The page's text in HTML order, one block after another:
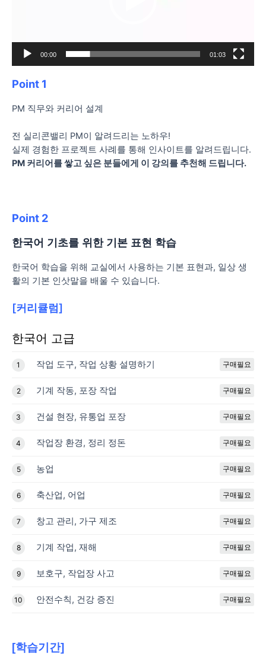
00:00 01:03
Point 1
PM 직무와 커리어 설계
전 실리콘밸리 PM이 알려드리는 노하우!
실제 경험한 프로젝트 사례를 통해 인사이트를 알려드립니다.
PM 커리어를 쌓고 싶은 분들에게 이 강의를 추천해 드립니다.
Point 2
한국어 기초를 위한 기본 표현 학습
한국어 학습을 위해 교실에서 사용하는 기본 표현과, 일상 생
활의 기본 인삿말을 배울 수 있습니다.
[커리큘럼]
한국어 고급
1 작업 도구, 작업 상황 설명하기 구매필요
2 기계 작동, 포장 작업 구매필요
3 건설 현장, 유통업 포장 구매필요
4 작업장 환경, 정리 정돈 구매필요
5 농업 구매필요
6 축산업, 어업 구매필요
7 창고 관리, 가구 제조 구매필요
8 기계 작업, 재해 구매필요
9 보호구, 작업장 사고 구매필요
10 안전수칙, 건강 증진 구매필요
[학습기간]